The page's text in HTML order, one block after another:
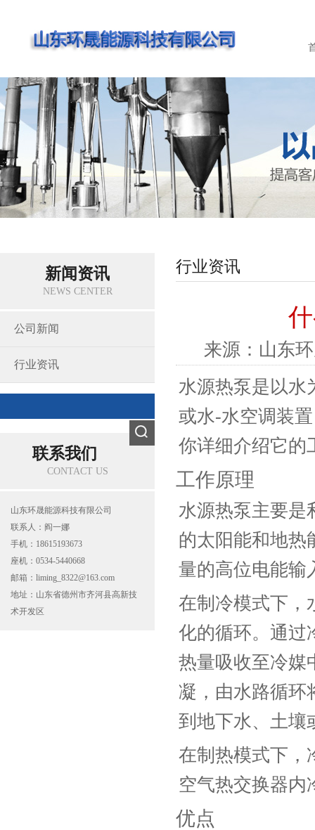
新闻资讯
NEWS CENTER
公司新闻
行业资讯
联系我们
CONTACT US
山东环晟能源科技有限公司
联系人：阎一娜
手机：18615193673
座机：0534-5440668
邮箱：liming_8322@163.com
地址：山东省德州市齐河县高新技
术开发区
行业资讯
来源： 山东
水源热泵是以水
或水-水空调装
你详细介绍它的
工作原理
水源热泵主要是
的太阳能和地热
量的高位电能输
在制冷模式下，
化的循环。通过
热量吸收至冷媒
凝，由水路循环
到地下水、土壤
在制热模式下，
空气热交换器内
优点